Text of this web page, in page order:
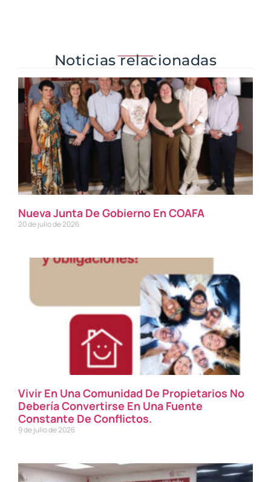
Noticias relacionadas
Nueva Junta De Gobierno En COAFA
20 de julio de 2026
Vivir En Una Comunidad De Propietarios No
Debería Convertirse En Una Fuente
Constante De Conflictos.
9 de julio de 2026